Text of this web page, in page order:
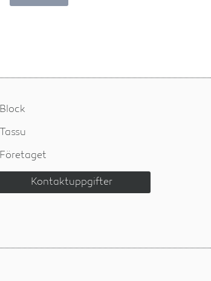
Block
Tassu
Företaget
Kontaktuppgifter